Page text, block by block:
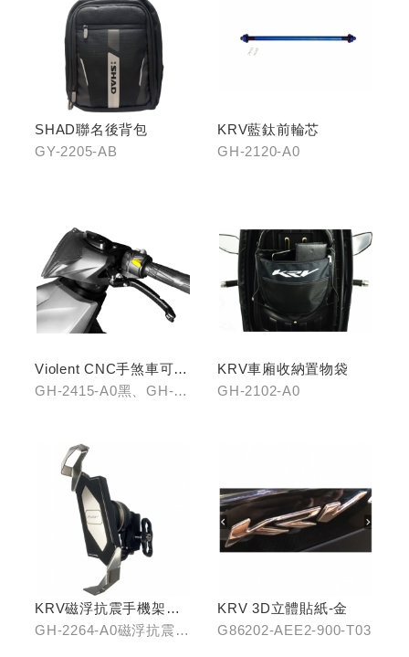
SHAD聯名後背包
GY-2205-AB
KRV藍鈦前輪芯
GH-2120-A0
Violent CNC手煞車可調
拉桿(黑/銀/鈦)
GH-2415-A0黑、GH-
KRV車廂收納置物袋
GH-2102-A0
KRV磁浮抗震手機架組
(含整合支架)
GH-2264-A0磁浮抗震手
KRV 3D立體貼紙-金
G86202-AEE2-900-T03